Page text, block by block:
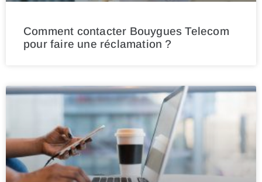
Comment contacter Bouygues Telecom
pour faire une réclamation ?